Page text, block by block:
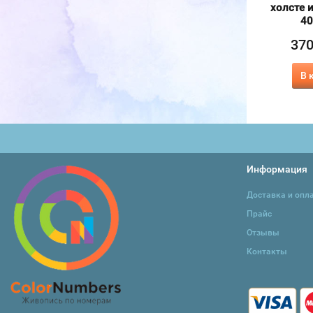
холсте и подрамнике
40х50 см
холсте
В
Информация
Доставка и
Прайс
Отзывы
Контакты